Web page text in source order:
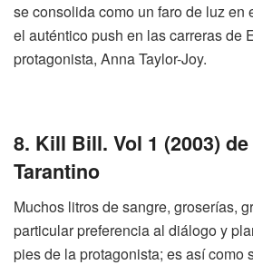
se consolida como un faro de luz en
el auténticopush en las carreras de
protagonista, Anna Taylor-Joy.
8. Kill Bill. Vol 1 (2003) de
Tarantino
Muchos litros de sangre, groserías,
particular preferencia al diálogo y
pies de la protagonista; es así como